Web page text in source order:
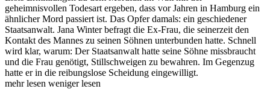
geheimnisvollen Todesart ergeben, dass vor Jahren in Hamburg ein
ähnlicher Mord passiert ist. Das Opfer damals: ein geschiedener
Staatsanwalt. Jana Winter befragt die Ex-Frau, die seinerzeit den
Kontakt des Mannes zu seinen Söhnen unterbunden hatte. Schnell
wird klar, warum: Der Staatsanwalt hatte seine Söhne missbraucht
und die Frau genötigt, Stillschweigen zu bewahren. Im Gegenzug
hatte er in die reibungslose Scheidung eingewilligt.
mehr lesen weniger lesen